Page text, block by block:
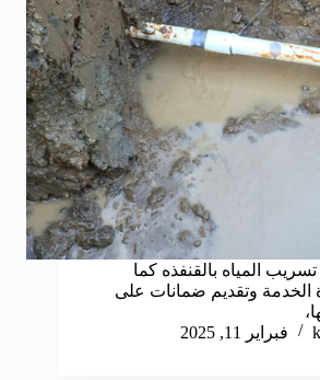
المياه بالقنفذه كما
وتقديم ضمانات على
فبراير 11, 2025